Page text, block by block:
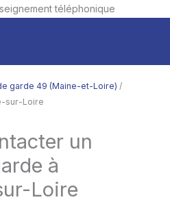
téléphonique
garde 49 (Maine-et-Loire) /
sur-Loire
un
à
Loire